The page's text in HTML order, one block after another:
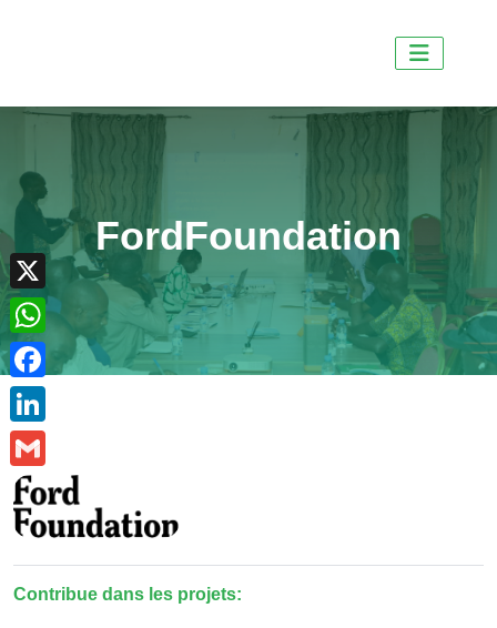
X
WhatsApp
Facebook
FordFoundation
Contribue dans les projets: